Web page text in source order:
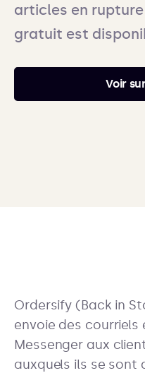
articles en
gratuit est
Voir
Ordersify (Back in
envoie des
Messenger aux
auxquels ils se sont